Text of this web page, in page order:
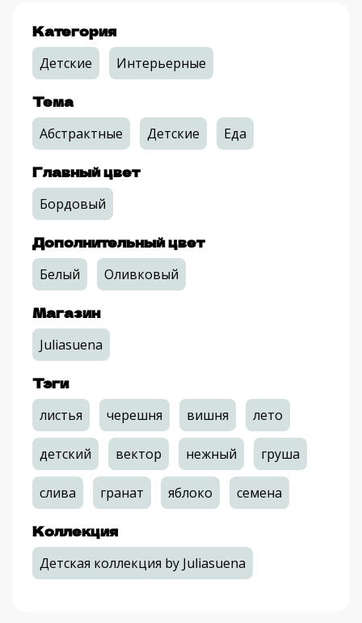
Категория
Детские Интерьерные
Тема
Абстрактные Детские Еда
Главный цвет
Бордовый
Дополнительный цвет
Белый Оливковый
Магазин
Juliasuena
Тэги
листья черешня вишня лето
детский вектор нежный груша
слива гранат яблоко семена
Коллекция
Детская коллекция by Juliasuena